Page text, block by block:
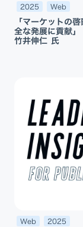
2025 Web
「マーケットの
全な発展に貢献
竹井伸仁 氏
Web 2025